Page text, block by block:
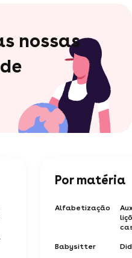
nossas
Por matéria
Alfabetização
Babysitter